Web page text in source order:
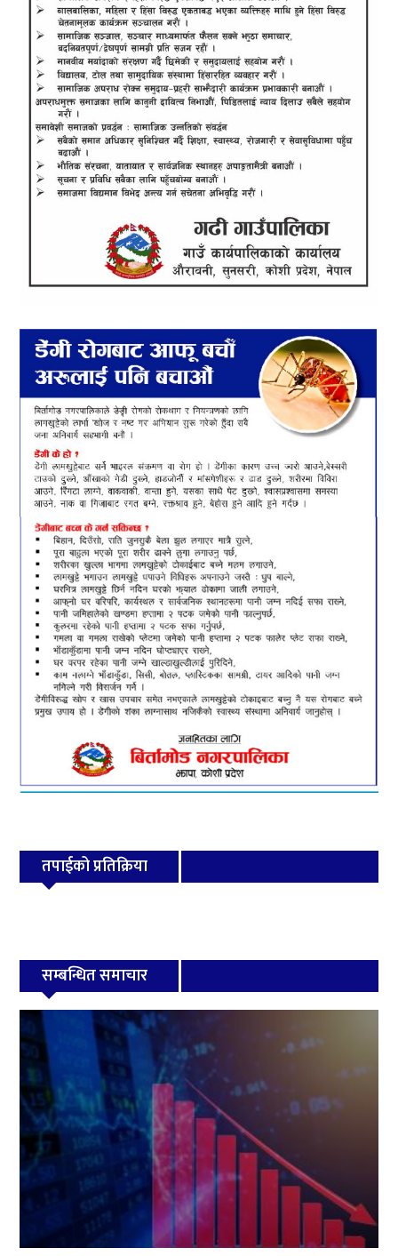
तपाईको प्रतिक्रिया
सम्बन्धित समाचार